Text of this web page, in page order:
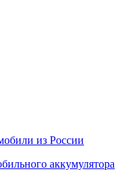
из России
аккумулятора